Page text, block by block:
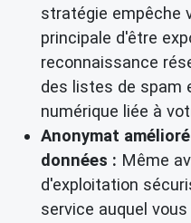
stratégie empêche
principale d'être
reconnaissance
des listes de spam
numérique liée à
Anonymat
données : Même
d'exploitation
service auquel